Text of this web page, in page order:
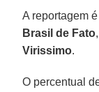
A reportagem
Brasil de Fato
Virissimo.
O percentual